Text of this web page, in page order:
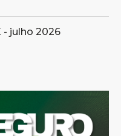
- julho 2026